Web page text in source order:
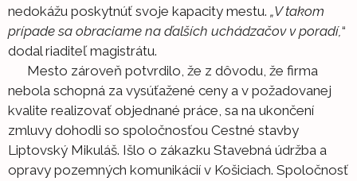
nedokážu poskytnúť svoje kapacity mestu. „V takom
prípade sa obraciame na ďalších uchádzačov v poradí,“
dodal riaditeľ magistrátu.
Mesto zároveň potvrdilo, že z dôvodu, že firma
nebola schopná za vysúťažené ceny a v požadovanej
kvalite realizovať objednané práce, sa na ukončení
zmluvy dohodli so spoločnosťou Cestné stavby
Liptovský Mikuláš. Išlo o zákazku Stavebná údržba a
opravy pozemných komunikácií v Košiciach. Spoločnosť